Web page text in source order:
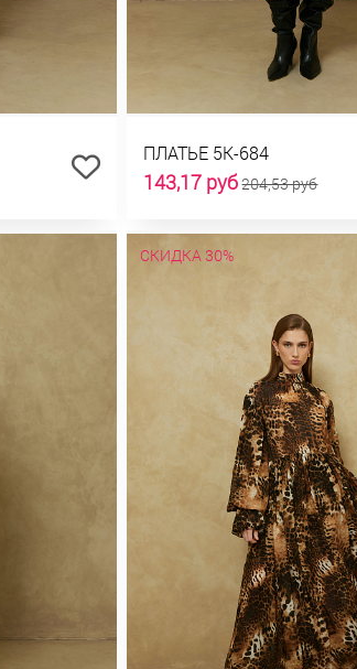
ПЛАТЬЕ 5К-684
143,17 руб204,53 руб
СКИДКА 30%